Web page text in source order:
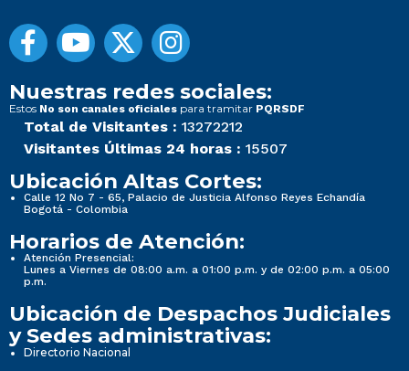
Nuestras redes sociales:
Estos No son canales oficiales para tramitar PQRSDF
Total de Visitantes : 13272212
Visitantes Últimas 24 horas : 15507
Ubicación Altas Cortes:
Calle 12 No 7 - 65, Palacio de Justicia Alfonso Reyes Echandía
Bogotá - Colombia
Horarios de Atención:
Atención Presencial:
Lunes a Viernes de 08:00 a.m. a 01:00 p.m. y de 02:00 p.m. a 05:00
p.m.
Ubicación de Despachos Judiciales
y Sedes administrativas:
Directorio Nacional